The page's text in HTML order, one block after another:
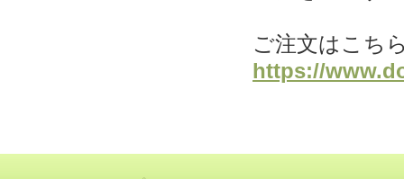
ご注文はこち
https://